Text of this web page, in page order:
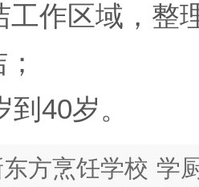
工作区域，整
40岁。
东方烹饪学校 学